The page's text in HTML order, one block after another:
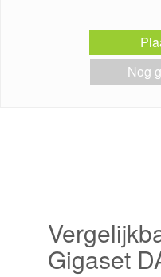
Nog
Gigaset